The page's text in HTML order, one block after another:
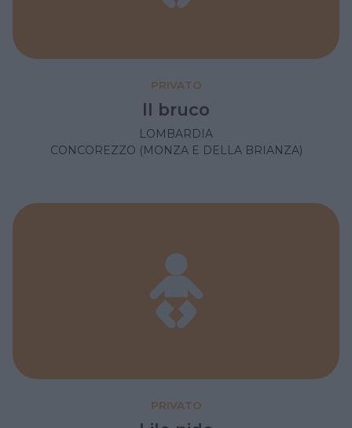
PRIVATO
Il bruco
LOMBARDIA
CONCOREZZO (MONZA E DELLA BRIANZA)
PRIVATO